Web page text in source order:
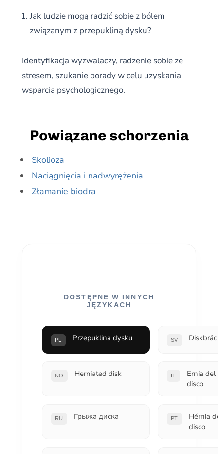
Jak ludzie mogą radzić sobie z bólem
związanym z przepukliną dysku?
Identyfikacja wyzwalaczy, radzenie sobie ze
stresem, szukanie porady w celu uzyskania
wsparcia psychologicznego.
Powiązane schorzenia
Skolioza
Naciągnięcia i nadwyrężenia
Złamanie biodra
DOSTĘPNE W INNYCH
JĘZYKACH
PL Przepuklina dysku SV
NO Herniated disk IT
Ernia del
disco
RU Грыжа диска PT
Hérnia
disco